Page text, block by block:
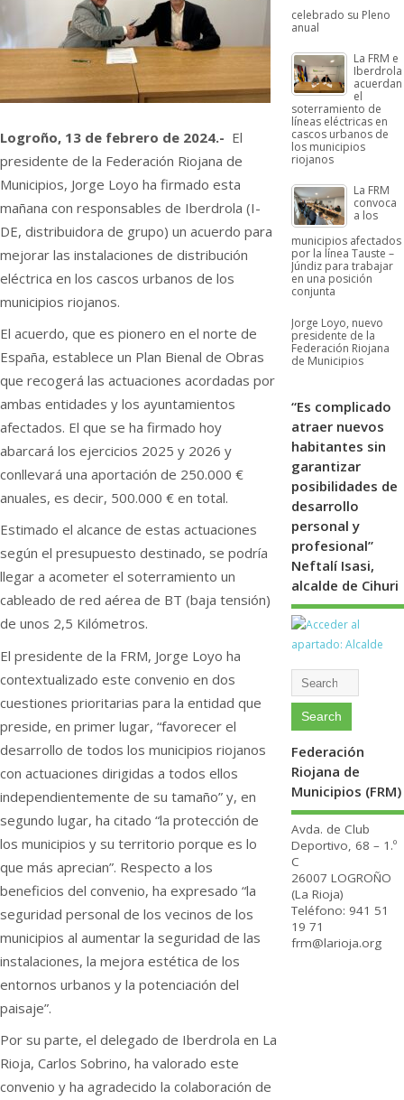
Logroño, 13 de febrero de 2024.- El
presidente de la Federación Riojana de
Municipios, Jorge Loyo ha firmado esta
mañana con responsables de Iberdrola (I-
DE, distribuidora de grupo) un acuerdo para
mejorar las instalaciones de distribución
eléctrica en los cascos urbanos de los
municipios riojanos.
El acuerdo, que es pionero en el norte de
España, establece un Plan Bienal de Obras
que recogerá las actuaciones acordadas por
ambas entidades y los ayuntamientos
afectados. El que se ha firmado hoy
abarcará los ejercicios 2025 y 2026 y
conllevará una aportación de 250.000 €
anuales, es decir, 500.000 € en total.
Estimado el alcance de estas actuaciones
según el presupuesto destinado, se podría
llegar a acometer el soterramiento un
cableado de red aérea de BT (baja tensión)
de unos 2,5 Kilómetros.
El presidente de la FRM, Jorge Loyo ha
contextualizado este convenio en dos
cuestiones prioritarias para la entidad que
preside, en primer lugar, “favorecer el
desarrollo de todos los municipios riojanos
con actuaciones dirigidas a todos ellos
independientemente de su tamaño” y, en
segundo lugar, ha citado “la protección de
los municipios y su territorio porque es lo
que más aprecian”. Respecto a los
beneficios del convenio, ha expresado “la
seguridad personal de los vecinos de los
municipios al aumentar la seguridad de las
instalaciones, la mejora estética de los
entornos urbanos y la potenciación del
paisaje”.
Por su parte, el delegado de Iberdrola en La
Rioja, Carlos Sobrino, ha valorado este
convenio y ha agradecido la colaboración de
celebrado su Pleno
anual
La FRM e
Iberdrola
acuerdan
el
soterramiento de
líneas eléctricas en
cascos urbanos de
los municipios
riojanos
La FRM
convoca
a los
municipios afectados
por la línea Tauste –
Júndiz para trabajar
en una posición
conjunta
Jorge Loyo, nuevo
presidente de la
Federación Riojana
de Municipios
“Es complicado
atraer nuevos
habitantes sin
garantizar
posibilidades de
desarrollo
personal y
profesional”
Neftalí Isasi,
alcalde de Cihuri
Federación
Riojana de
Municipios (FRM)
Avda. de Club
Deportivo, 68 – 1.º
C
26007 LOGROÑO
(La Rioja)
Teléfono: 941 51
19 71
frm@larioja.org